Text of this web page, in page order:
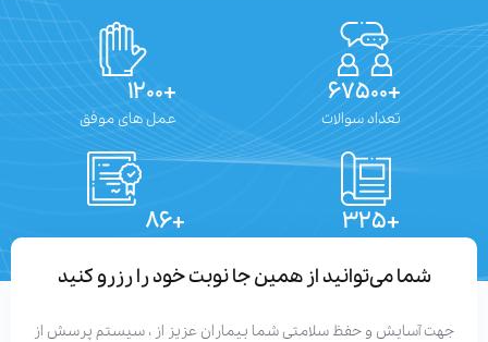
تعداد سوالات عمل های موفق
شما می‌توانید از همین جا نوبت خود را رزرو کنید
آسایش و حفظ سلامتی شما بیماران عزیز از ، سیستم پرسش از